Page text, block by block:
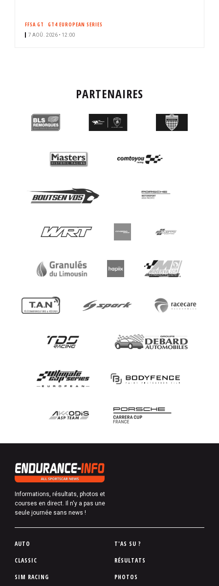
FFSA GT GT4 EUROPEAN SERIES
7 AOÛ. 2026 • 12:00
PARTENAIRES
Informations, résultats, photos et
courses en direct. Il n'y a pas une
seule journée sans news !
P
d
AUTO
CLASSIC
SIM RACING
T'AS SU ?
RÉSULTATS
PHOTOS